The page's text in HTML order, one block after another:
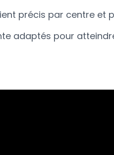
précis par centre et
adaptés pour